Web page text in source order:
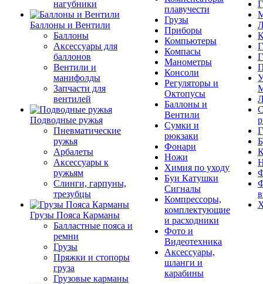
нагубники
Баллоны и Вентили
Баллоны
Аксессуары для
баллонов
Вентили и
манифолды
Запчасти для
вентилей
Подводные ружья
Пневматические
ружья
Арбалеты
Аксессуары к
ружьям
Слинги, гарпуны,
трезубцы
Грузы Пояса Карманы
Балластные пояса и
ремни
Грузы
Пряжки и стопоры
груза
Грузовые карманы
плавучести
Грузы
Приборы
Компьютеры
Компасы
Манометры
Консоли
Регуляторы и
Октопусы
Баллоны и
Вентили
Сумки и
рюкзаки
Фонари
Ножи
Химия по уходу
Буи Катушки
Сигналы
Компрессоры,
комплектующие
и расходники
Фото и
Видеотехника
Аксессуары,
шланги и
карабины